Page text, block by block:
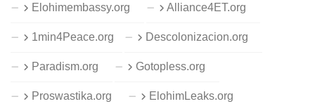
Elohimembassy.org Alliance4ET.org
1min4Peace.org Descolonizacion.org
Paradism.org Gotopless.org
Proswastika.org ElohimLeaks.org